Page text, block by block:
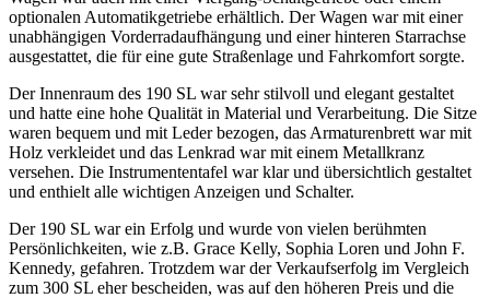
optionalen Automatikgetriebe erhältlich. Der Wagen war mit einer
unabhängigen Vorderradaufhängung und einer hinteren Starrachse
ausgestattet, die für eine gute Straßenlage und Fahrkomfort sorgte.
Der Innenraum des 190 SL war sehr stilvoll und elegant gestaltet
und hatte eine hohe Qualität in Material und Verarbeitung. Die Sitze
waren bequem und mit Leder bezogen, das Armaturenbrett war mit
Holz verkleidet und das Lenkrad war mit einem Metallkranz
versehen. Die Instrumententafel war klar und übersichtlich gestaltet
und enthielt alle wichtigen Anzeigen und Schalter.
Der 190 SL war ein Erfolg und wurde von vielen berühmten
Persönlichkeiten, wie z.B. Grace Kelly, Sophia Loren und John F.
Kennedy, gefahren. Trotzdem war der Verkaufserfolg im Vergleich
zum 300 SL eher bescheiden, was auf den höheren Preis und die